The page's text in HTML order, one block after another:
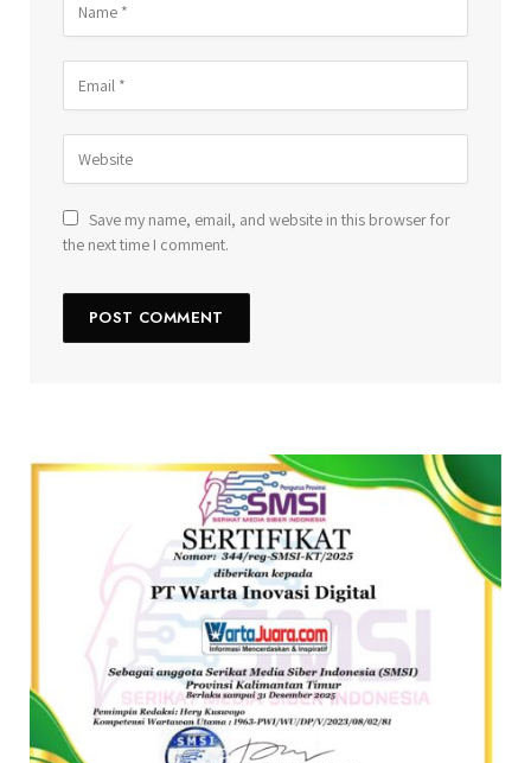
Save my name, email, and website in this browser for
the next time I comment.